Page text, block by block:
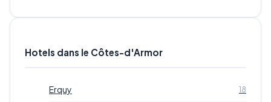
Hotels dans le Côtes-d'Armor
Erquy 18